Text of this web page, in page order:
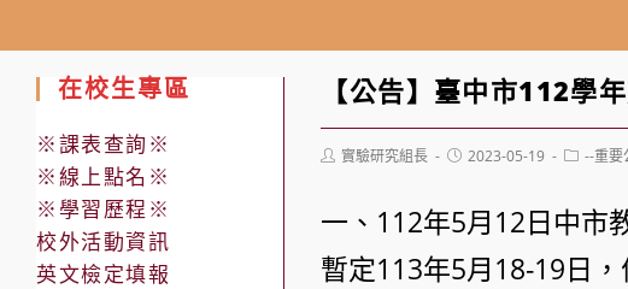
【公告】臺中市112學
Post實驗研究組長
Post2023-05-19
Post--重要
一、112年5月12日中市
暫定113年5月18-19日
在校生專區
※課表查詢※
※線上點名※
※學習歷程※
校外活動資訊
英文檢定填報